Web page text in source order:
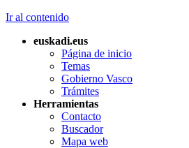
Ir al contenido
euskadi.eus
Página de inicio
Temas
Gobierno Vasco
Trámites
Herramientas
Contacto
Buscador
Mapa web